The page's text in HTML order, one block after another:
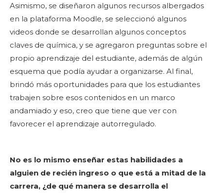
Asimismo, se diseñaron algunos recursos albergados
en la plataforma Moodle, se seleccionó algunos
videos donde se desarrollan algunos conceptos
claves de química, y se agregaron preguntas sobre el
propio aprendizaje del estudiante, además de algún
esquema que podía ayudar a organizarse. Al final,
brindó más oportunidades para que los estudiantes
trabajen sobre esos contenidos en un marco
andamiado y eso, creo que tiene que ver con
favorecer el aprendizaje autorregulado.
No es lo mismo enseñar estas habilidades a
alguien de recién ingreso o que está a mitad de la
carrera, ¿de qué manera se desarrolla el